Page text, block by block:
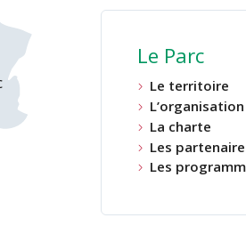
Le Parc
Le territoire
L’organisation
La charte
Les
Les